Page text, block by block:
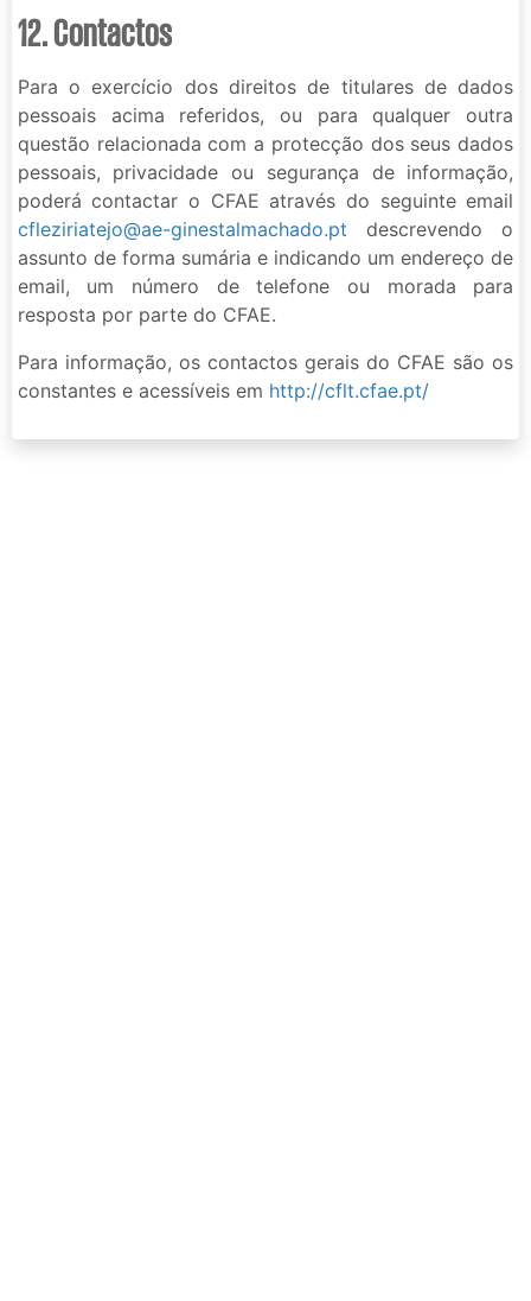
12. Contactos
Para o exercício dos direitos de titulares de dados
pessoais acima referidos, ou para qualquer outra
questão relacionada com a protecção dos seus dados
pessoais, privacidade ou segurança de informação,
poderá contactar o CFAE através do seguinte email
cfleziriatejo@ae-ginestalmachado.pt descrevendo o
assunto de forma sumária e indicando um endereço de
email, um número de telefone ou morada para
resposta por parte do CFAE.
Para informação, os contactos gerais do CFAE são os
constantes e acessíveis em http://cflt.cfae.pt/